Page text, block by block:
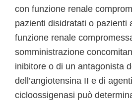
con funzione renale
pazienti disidratati o pazienti
funzione renale
somministrazione
inibitore o di un antagonista
dell’angiotensina II e di
cicloossigenasi può